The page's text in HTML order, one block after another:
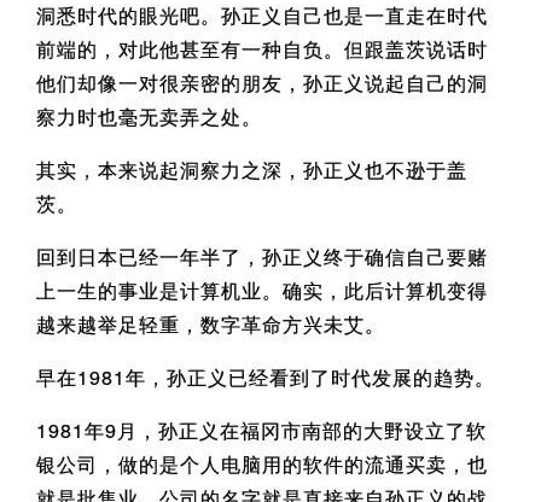
洞悉时代的眼光吧。孙正义自己也是一直走在时代
前端的，对此他甚至有一种自负。但跟盖茨说话时
他们却像一对很亲密的朋友，孙正义说起自己的洞
察力时也毫无卖弄之处。
其实，本来说起洞察力之深，孙正义也不逊于盖
茨。
回到日本已经一年半了，孙正义终于确信自己要赌
上一生的事业是计算机业。确实，此后计算机变得
越来越举足轻重，数字革命方兴未艾。
早在1981年，孙正义已经看到了时代发展的趋势。
1981年9月，孙正义在福冈市南部的大野设立了软
银公司，做的是个人电脑用的软件的流通买卖，也